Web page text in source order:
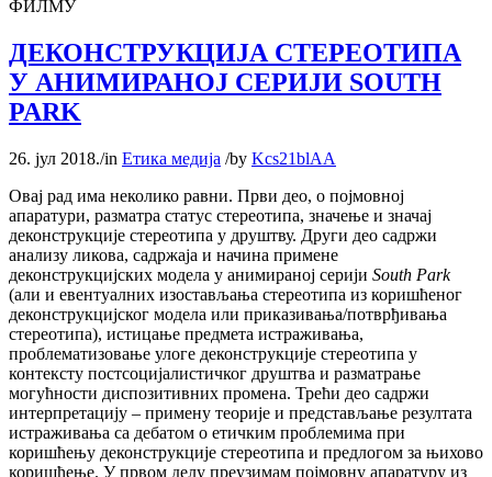
ФИЛМУ
ДЕКОНСТРУКЦИЈА СТЕРЕОТИПА
У АНИМИРАНОЈ СЕРИЈИ SOUTH
PARK
26. јул 2018./in Етика медија /by Kcs21blAA
Овај рад има неколико равни. Први део, о појмовној
апаратури, разматра статус стереотипа, значење и значај
деконструкције стереотипа у друштву. Други део садржи
анализу ликова, садржаја и начина примене
деконструкцијских модела у анимираној серији South Park
(али и евентуалних изостављања стереотипа из коришћеног
деконструкцијског модела или приказивања/потврђивања
стереотипа), истицање предмета истраживања,
проблематизовање улоге деконструкције стереотипа у
контексту постсоцијалистичког друштва и разматрање
могућности диспозитивних промена. Трећи део садржи
интерпретацију – примену теорије и представљање резултата
истраживања са дебатом о етичким проблемима при
коришћењу деконструкције стереотипа и предлогом за њихово
коришћење. У првом делу преузимам појмовну апаратуру из